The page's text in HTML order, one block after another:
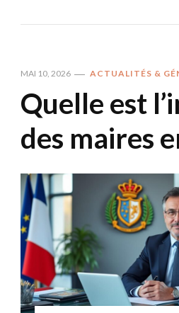
MAI 10, 2026 ACTUALITÉS &
Quelle est
des maires